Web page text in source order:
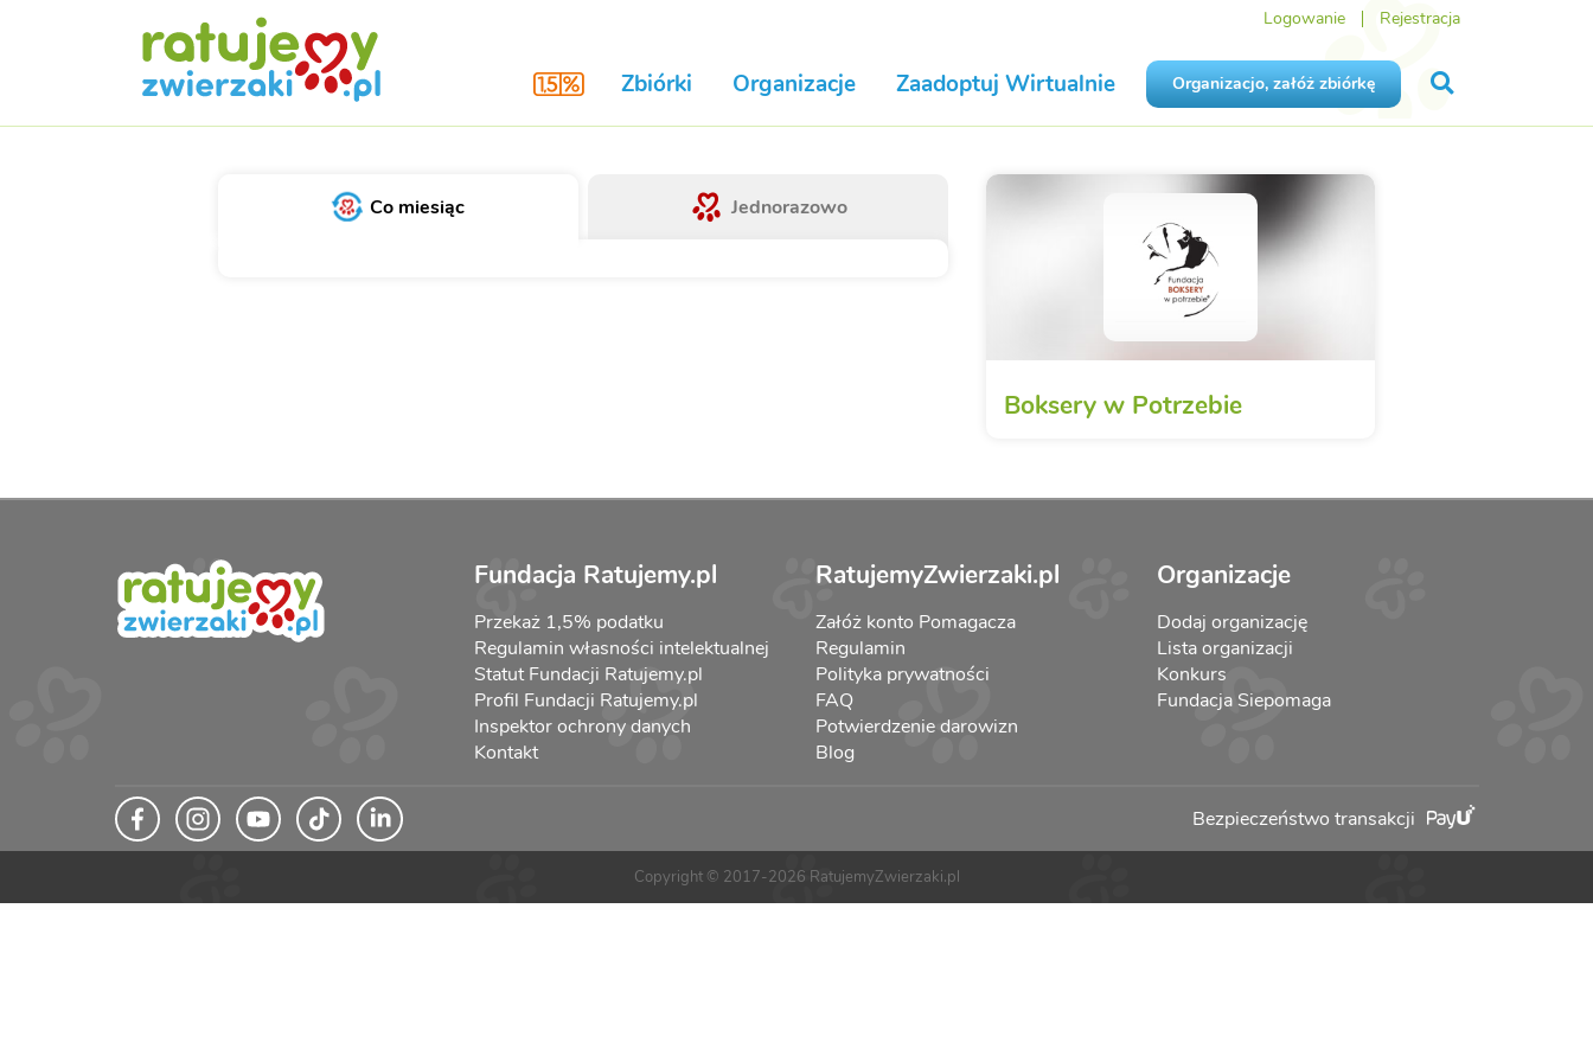
Logowanie Rejestracja
Zbiórki Organizacje Zaadoptuj Wirtualnie Organizacjo, załóż zbiórkę
Co miesiąc Jednorazowo
Boksery w Potrzebie
Fundacja Ratujemy.pl
Przekaż 1,5% podatku
Regulamin własności intelektualnej
Statut Fundacji Ratujemy.pl
Profil Fundacji Ratujemy.pl
Inspektor ochrony danych
Kontakt
RatujemyZwierzaki.pl
Załóż konto Pomagacza
Regulamin
Polityka prywatności
FAQ
Potwierdzenie darowizn
Blog
Organizacje
Dodaj organizację
Lista organizacji
Konkurs
Fundacja Siepomaga
Bezpieczeństwo transakcji
Copyright © 2017-2026 RatujemyZwierzaki.pl